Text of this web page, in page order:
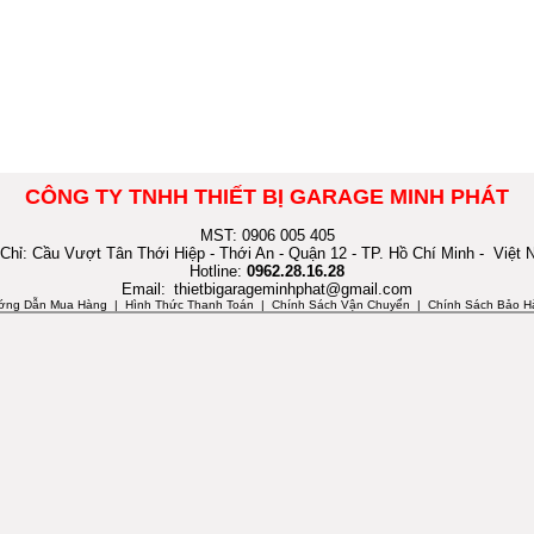
CÔNG TY TNHH THIẾT BỊ GARAGE MINH PHÁT
MST: 0906 005 405
Cầu Vượt Tân Thới Hiệp - Thới An - Quận 12 - TP. Hồ Chí Minh - Việt
Hotline: 0962.28.16.28
Email: thietbigarageminhphat@gmail.com
Dẫn Mua Hàng | Hình Thức Thanh Toán | Chính Sách Vận Chuyển | Chính Sách Bảo